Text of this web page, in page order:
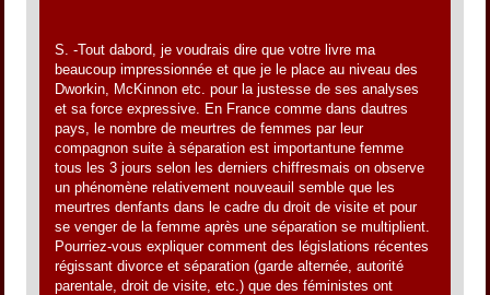
S. -Tout dabord, je voudrais dire que votre livre ma
beaucoup impressionnée et que je le place au niveau des
Dworkin, McKinnon etc. pour la justesse de ses analyses
et sa force expressive. En France comme dans dautres
pays, le nombre de meurtres de femmes par leur
compagnon suite à séparation est importantune femme
tous les 3 jours selon les derniers chiffresmais on observe
un phénomène relativement nouveauil semble que les
meurtres denfants dans le cadre du droit de visite et pour
se venger de la femme après une séparation se multiplient.
Pourriez-vous expliquer comment des législations récentes
régissant divorce et séparation (garde alternée, autorité
parentale, droit de visite, etc.) que des féministes ont